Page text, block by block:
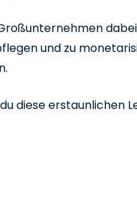
dabei
und zu
diese erstaunlichen